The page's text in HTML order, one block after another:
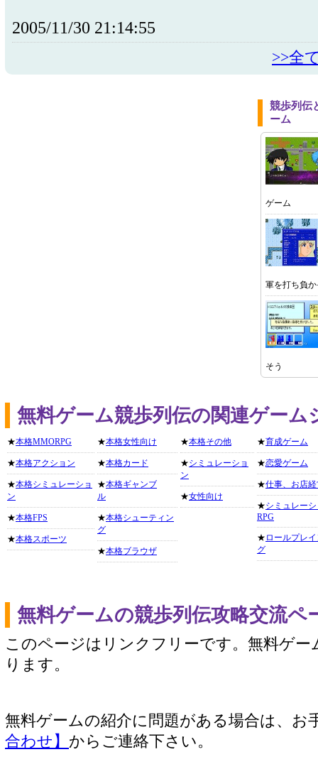
2005/11/30 21:14:55
>>全
競歩列伝
ーム
ゲーム
軍を打ち負
そう
無料ゲーム競歩列伝の関連ゲーム
★本格MMORPG
★本格アクション
★本格シミュレーショ
ン
★本格FPS
★本格スポーツ
★本格女性向け
★本格カード
★本格ギャンブ
ル
★本格シューティン
グ
★本格ブラウザ
★本格その他
★シミュレーショ
ン
★女性向け
★育成ゲーム
★恋愛ゲーム
★仕事、お店
★シミュレー
RPG
★ ロールプレ
グ
無料ゲームの競歩列伝攻略交流ペ
このページはリンクフリーです。無料ゲー
ります。
無料ゲームの紹介に問題がある場合は、お
合わせ】 からご連絡下さい。